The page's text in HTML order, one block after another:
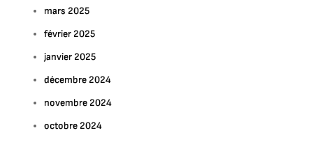
mars 2025
février 2025
janvier 2025
décembre 2024
novembre 2024
octobre 2024